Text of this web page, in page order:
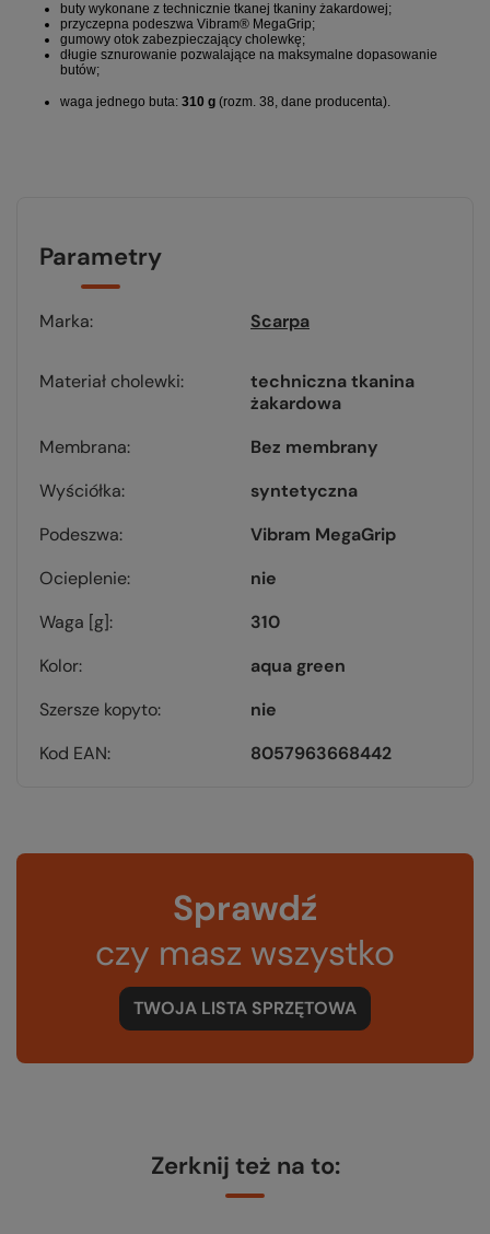
buty wykonane z technicznie tkanej tkaniny żakardowej;
przyczepna podeszwa Vibram® MegaGrip;
gumowy otok zabezpieczający cholewkę;
długie sznurowanie pozwalające na maksymalne dopasowanie
butów;
waga jednego buta: 310 g (rozm. 38, dane producenta).
Parametry
Marka Scarpa
Materiał cholewki
techniczna tkanina
żakardowa
Membrana
Bez membrany
Wyściółka
syntetyczna
Podeszwa
Vibram MegaGrip
Ocieplenie
nie
Waga [g]
310
Kolor
aqua green
Szersze kopyto
nie
Kod EAN
8057963668442
Sprawdź
czy masz wszystko
TWOJA LISTA SPRZĘTOWA
Zerknij też na to: